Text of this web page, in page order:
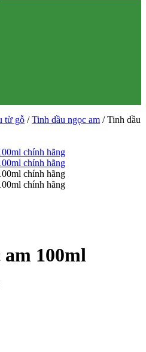
từ gỗ /Tinh dầu ngọc am / Tinh dầu
100ml